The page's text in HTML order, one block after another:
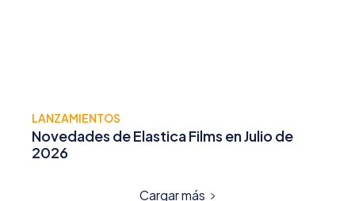
LANZAMIENTOS
Novedades de Elastica Films en Julio de
2026
Cargar más